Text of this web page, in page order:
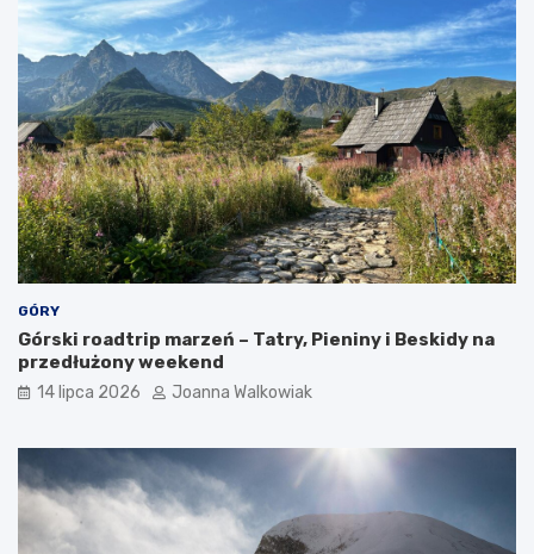
a
c
j
GÓRY
Górski roadtrip marzeń – Tatry, Pieniny i Beskidy na
przedłużony weekend
14 lipca 2026 Joanna Walkowiak